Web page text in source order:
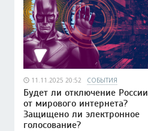
11.11.2025 20:52 СОБЫТИЯ
Будет ли отключение России
от мирового интернета?
Защищено ли электронное
голосование?